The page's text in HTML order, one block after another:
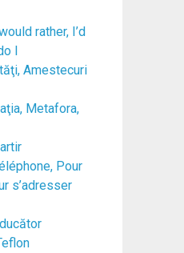
rather, I’d
I
Amestecuri
Metafora,
Pour
s’adresser